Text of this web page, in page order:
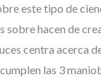
este tipo de
hacen de
centra acerca
las 3